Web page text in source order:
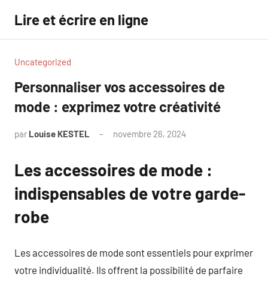
contenu
Lire et écrire en ligne
Uncategorized
Personnaliser vos accessoires de
mode : exprimez votre créativité
par Louise KESTEL novembre 26, 2024
Les accessoires de mode :
indispensables de votre garde-
robe
Les accessoires de mode sont essentiels pour exprimer
votre individualité. Ils offrent la possibilité de parfaire